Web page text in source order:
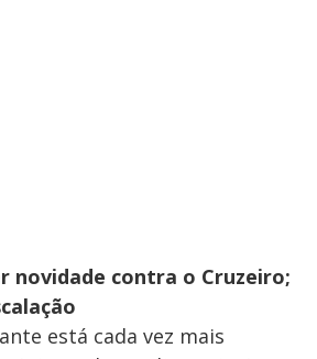
novidade contra o Cruzeiro;
está cada vez mais